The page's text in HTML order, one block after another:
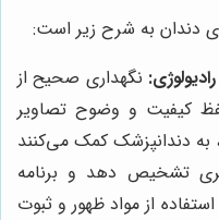
دندان به شرح زیر است:
نگهداری صحیح از
کیفیت و وضوح تصاویر
به دندانپزشک کمک می‌کنند
تشخیص دهد و برنامه
از مواد ظهور و ثبوت